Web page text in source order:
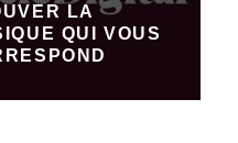
LA
QUI VOUS